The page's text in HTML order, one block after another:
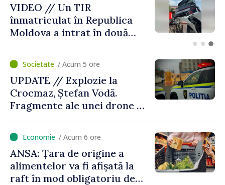
Judocanul Vladimir Iacomi a
cucerit bronzul la Cupa
Europei de tineret de la
/ Acum 5 ore
UPDATE // Explozie la
Crocmaz, Ștefan Vodă.
Fragmente ale unei drone de
locului
/ Acum 6 ore
ANSA: Țara de origine a
alimentelor va fi afișată la
raft în mod obligatoriu de